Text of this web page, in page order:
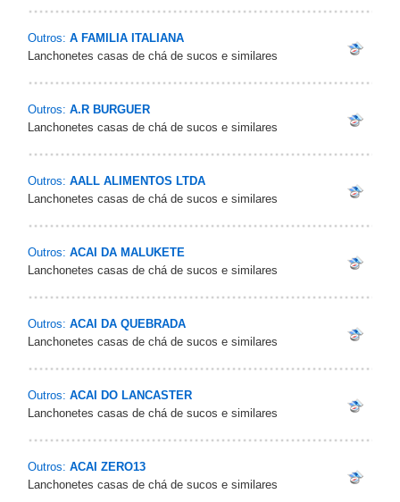
Outros: A FAMILIA ITALIANA
Lanchonetes casas de chá de sucos e similares
Outros: A.R BURGUER
Lanchonetes casas de chá de sucos e similares
Outros: AALL ALIMENTOS LTDA
Lanchonetes casas de chá de sucos e similares
Outros: ACAI DA MALUKETE
Lanchonetes casas de chá de sucos e similares
Outros: ACAI DA QUEBRADA
Lanchonetes casas de chá de sucos e similares
Outros: ACAI DO LANCASTER
Lanchonetes casas de chá de sucos e similares
Outros: ACAI ZERO13
Lanchonetes casas de chá de sucos e similares